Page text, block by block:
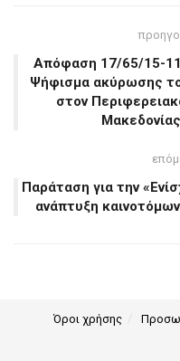
Απόφαση 17/65/15-
Ψήφισμα ακύρωσης
στον
Παράταση για την
ανάπτυξη
Όροι χρήσης